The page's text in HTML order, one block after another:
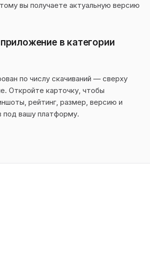
вы получаете актуальную версию
в категории
по числу скачиваний — сверху
Откройте карточку, чтобы
рейтинг, размер, версию и
под вашу платформу.